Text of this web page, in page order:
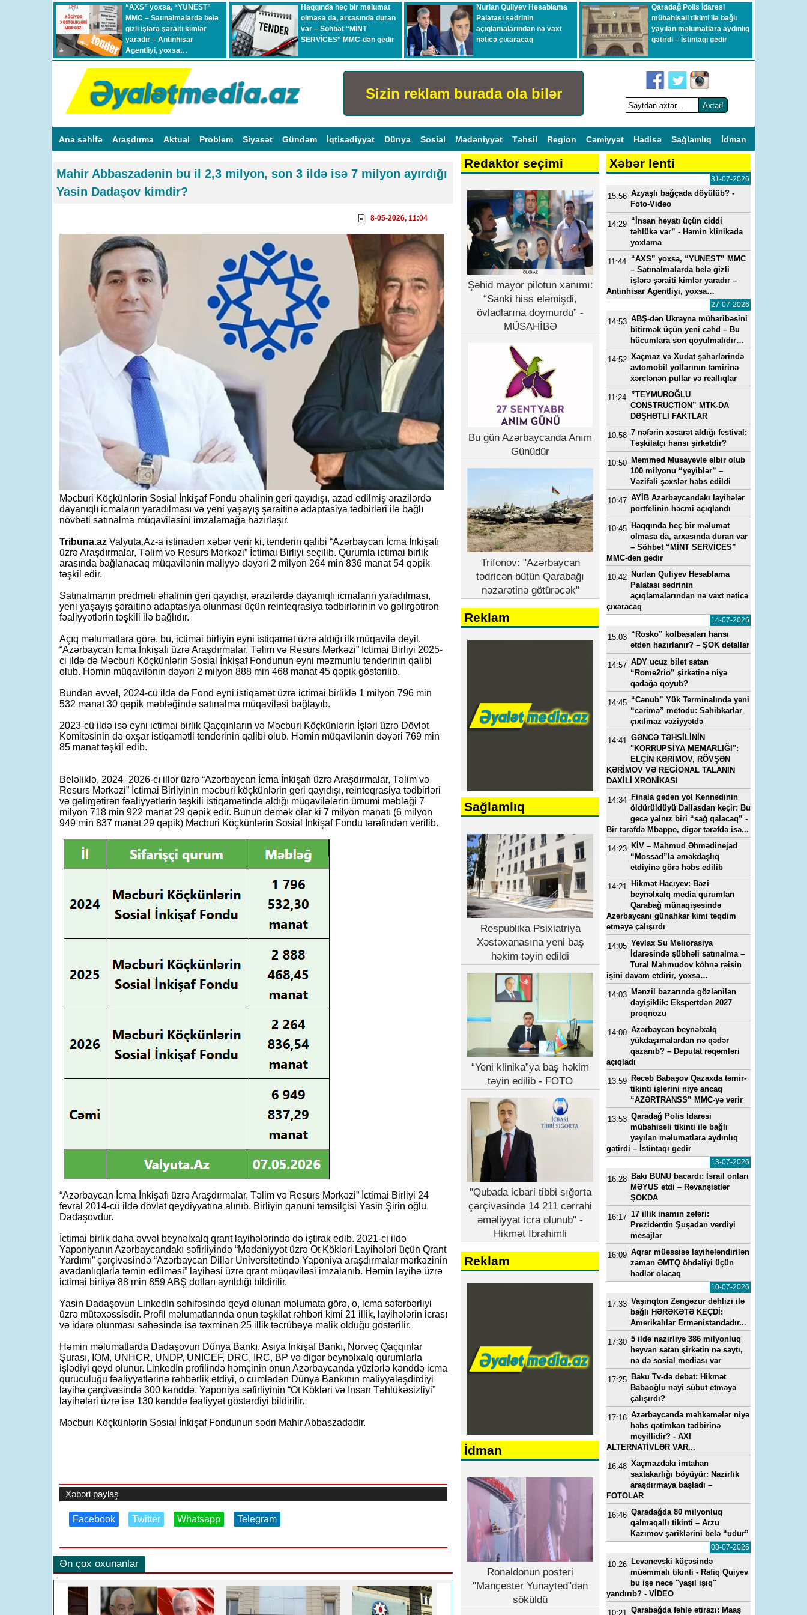
“AXS” yoxsa, “YUNEST”
MMC – Satınalmalarda belə
gizli işlərə şəraiti kimlər
yaradır – Antinhisar
Agentliyi, yoxsa…
Haqqında heç bir məlumat
olmasa da, arxasında duran
var – Söhbət “MİNT
SERVİCES” MMC-dən gedir
Nurlan Quliyev Hesablama
Palatası sədrinin
açıqlamalarından nə vaxt
nəticə çıxaracaq
Qaradağ Polis İdarəsi
mübahisəli tikinti ilə bağlı
yayılan məlumatlara aydınlıq
gətirdi – İstintaqı gedir
Sizin reklam burada ola bilər
Ana səhİfə Araşdırma Aktual Problem Siyasət Gündəm İqtisadiyyat Dünya Sosial Mədəniyyət Təhsil Region Cəmiyyət Hadisə Sağlamlıq İdman
Mahir Abbaszadənin bu il 2,3 milyon, son 3 ildə isə 7 milyon ayırdığı
Yasin Dadaşov kimdir?
8-05-2026, 11:04
Məcburi Köçkünlərin Sosial İnkişaf Fondu əhalinin geri qayıdışı, azad edilmiş ərazilərdə
dayanıqlı icmaların yaradılması və yeni yaşayış şəraitinə adaptasiya tədbirləri ilə bağlı
növbəti satınalma müqaviləsini imzalamağa hazırlaşır.
Tribuna.az Valyuta.Az-a istinadən xəbər verir ki, tenderin qalibi “Azərbaycan İcma İnkişafı
üzrə Araşdırmalar, Təlim və Resurs Mərkəzi” İctimai Birliyi seçilib. Qurumla ictimai birlik
arasında bağlanacaq müqavilənin maliyyə dəyəri 2 milyon 264 min 836 manat 54 qəpik
təşkil edir.
Satınalmanın predmeti əhalinin geri qayıdışı, ərazilərdə dayanıqlı icmaların yaradılması,
yeni yaşayış şəraitinə adaptasiya olunması üçün reinteqrasiya tədbirlərinin və gəlirgətirən
fəaliyyətlərin təşkili ilə bağlıdır.
Açıq məlumatlara görə, bu, ictimai birliyin eyni istiqamət üzrə aldığı ilk müqavilə deyil.
“Azərbaycan İcma İnkişafı üzrə Araşdırmalar, Təlim və Resurs Mərkəzi” İctimai Birliyi 2025-
ci ildə də Məcburi Köçkünlərin Sosial İnkişaf Fondunun eyni məzmunlu tenderinin qalibi
olub. Həmin müqavilənin dəyəri 2 milyon 888 min 468 manat 45 qəpik göstərilib.
Bundan əvvəl, 2024-cü ildə də Fond eyni istiqamət üzrə ictimai birliklə 1 milyon 796 min
532 manat 30 qəpik məbləğində satınalma müqaviləsi bağlayıb.
2023-cü ildə isə eyni ictimai birlik Qaçqınların və Məcburi Köçkünlərin İşləri üzrə Dövlət
Komitəsinin də oxşar istiqamətli tenderinin qalibi olub. Həmin müqavilənin dəyəri 769 min
85 manat təşkil edib.
Beləliklə, 2024–2026-cı illər üzrə “Azərbaycan İcma İnkişafı üzrə Araşdırmalar, Təlim və
Resurs Mərkəzi” İctimai Birliyinin məcburi köçkünlərin geri qayıdışı, reinteqrasiya tədbirləri
və gəlirgətirən fəaliyyətlərin təşkili istiqamətində aldığı müqavilələrin ümumi məbləği 7
milyon 718 min 922 manat 29 qəpik edir. Bunun demək olar ki 7 milyon manatı (6 milyon
949 min 837 manat 29 qəpik) Məcburi Köçkünlərin Sosial İnkişaf Fondu tərəfindən verilib.
“Azərbaycan İcma İnkişafı üzrə Araşdırmalar, Təlim və Resurs Mərkəzi” İctimai Birliyi 24
fevral 2014-cü ildə dövlət qeydiyyatına alınıb. Birliyin qanuni təmsilçisi Yasin Şirin oğlu
Dadaşovdur.
İctimai birlik daha əvvəl beynəlxalq qrant layihələrində də iştirak edib. 2021-ci ildə
Yaponiyanın Azərbaycandakı səfirliyində “Mədəniyyət üzrə Ot Kökləri Layihələri üçün Qrant
Yardımı” çərçivəsində “Azərbaycan Dillər Universitetində Yaponiya araşdırmalar mərkəzinin
avadanlıqlarla təmin edilməsi” layihəsi üzrə qrant müqaviləsi imzalanıb. Həmin layihə üzrə
ictimai birliyə 88 min 859 ABŞ dolları ayrıldığı bildirilir.
Yasin Dadaşovun LinkedIn səhifəsində qeyd olunan məlumata görə, o, icma səfərbərliyi
üzrə mütəxəssisdir. Profil məlumatlarında onun təşkilat rəhbəri kimi 21 illik, layihələrin icrası
və idarə olunması sahəsində isə təxminən 25 illik təcrübəyə malik olduğu göstərilir.
Həmin məlumatlarda Dadaşovun Dünya Bankı, Asiya İnkişaf Bankı, Norveç Qaçqınlar
Şurası, IOM, UNHCR, UNDP, UNICEF, DRC, IRC, BP və digər beynəlxalq qurumlarla
işlədiyi qeyd olunur. LinkedIn profilində həmçinin onun Azərbaycanda yüzlərlə kənddə icma
quruculuğu fəaliyyətlərinə rəhbərlik etdiyi, o cümlədən Dünya Bankının maliyyələşdirdiyi
layihə çərçivəsində 300 kənddə, Yaponiya səfirliyinin “Ot Kökləri və İnsan Təhlükəsizliyi”
layihələri üzrə isə 130 kənddə fəaliyyət göstərdiyi bildirilir.
Məcburi Köçkünlərin Sosial İnkişaf Fondunun sədri Mahir Abbaszadədir.
Xəbəri paylaş
Facebook Twitter Whatsapp Telegram
Ən çox oxunanlar
Redaktor seçimi
Şəhid mayor pilotun xanımı:
“Sanki hiss eləmişdi,
övladlarına doymurdu” -
MÜSAHİBƏ
Bu gün Azərbaycanda Anım
Günüdür
Trifonov: "Azərbaycan
tədricən bütün Qarabağı
nəzarətinə götürəcək"
Reklam
Sağlamlıq
Respublika Psixiatriya
Xəstəxanasına yeni baş
həkim təyin edildi
“Yeni klinika”ya baş həkim
təyin edilib - FOTO
"Qubada icbari tibbi sığorta
çərçivəsində 14 211 cərrahi
əməliyyat icra olunub" -
Hikmət İbrahimli
Reklam
İdman
Ronaldonun posteri
"Mançester Yunayted"dən
söküldü
Xəbər lenti
31-07-2026
15:56 Azyaşlı bağçada döyülüb? -
Foto-Video
14:29 “İnsan həyatı üçün ciddi
təhlükə var” - Həmin klinikada
yoxlama
11:44 “AXS” yoxsa, “YUNEST” MMC
– Satınalmalarda belə gizli
işlərə şəraiti kimlər yaradır –
Antinhisar Agentliyi, yoxsa…
27-07-2026
14:53 ABŞ-dən Ukrayna müharibəsini
bitirmək üçün yeni cəhd – Bu
hücumlara son qoyulmalıdır…
14:52 Xaçmaz və Xudat şəhərlərində
avtomobil yollarının təmirinə
xərclənən pullar və reallıqlar
11:24 ”TEYMUROĞLU
CONSTRUCTION” MTK-DA
DƏŞHƏTLİ FAKTLAR
10:58 7 nəfərin xəsarət aldığı festival:
Təşkilatçı hansı şirkətdir?
10:50 Məmməd Musayevlə əlbir olub
100 milyonu “yeyiblər” –
Vəzifəli şəxslər həbs edildi
10:47 AYİB Azərbaycandakı layihələr
portfelinin həcmi açıqlandı
10:45 Haqqında heç bir məlumat
olmasa da, arxasında duran var
– Söhbət “MİNT SERVİCES”
MMC-dən gedir
10:42 Nurlan Quliyev Hesablama
Palatası sədrinin
açıqlamalarından nə vaxt nəticə
çıxaracaq
14-07-2026
15:03 “Rosko” kolbasaları hansı
ətdən hazırlanır? – ŞOK detallar
14:57 ADY ucuz bilet satan
“Rome2rio” şirkətinə niyə
qadağa qoyub?
14:45 “Cənub” Yük Terminalında yeni
“cərimə” metodu: Sahibkarlar
çıxılmaz vəziyyətdə
14:41 GƏNCƏ TƏHSİLİNİN
"KORRUPSİYA MEMARLIĞI":
ELÇİN KƏRİMOV, RÖVŞƏN
KƏRİMOV VƏ REGİONAL TALANIN
DAXİLİ XRONİKASI
14:34 Finala gedən yol Kennedinin
öldürüldüyü Dallasdan keçir: Bu
gecə yalnız biri “sağ qalacaq” -
Bir tərəfdə Mbappe, digər tərəfdə isə...
14:23 KİV – Mahmud Əhmədinejad
“Mossad”la əməkdaşlıq
etdiyinə görə həbs edilib
14:21 Hikmət Hacıyev: Bəzi
beynəlxalq media qurumları
Qarabağ münaqişəsində
Azərbaycanı günahkar kimi təqdim
etməyə çalışırdı
14:05 Yevlax Su Meliorasiya
İdarəsində şübhəli satınalma –
Tural Mahmudov köhnə rəisin
işini davam etdirir, yoxsa…
14:03 Mənzil bazarında gözlənilən
dəyişiklik: Ekspertdən 2027
proqnozu
14:00 Azərbaycan beynəlxalq
yükdaşımalardan nə qədər
qazanıb? – Deputat rəqəmləri
açıqladı
13:59 Rəcəb Babaşov Qazaxda təmir-
tikinti işlərini niyə ancaq
“AZƏRTRANSS” MMC-yə verir
13:53 Qaradağ Polis İdarəsi
mübahisəli tikinti ilə bağlı
yayılan məlumatlara aydınlıq
gətirdi – İstintaqı gedir
13-07-2026
16:28 Bakı BUNU bacardı: İsrail onları
MƏYUS etdi – Revanşistlər
ŞOKDA
16:17 17 illik inamın zəfəri:
Prezidentin Şuşadan verdiyi
mesajlar
16:09 Aqrar müəssisə layihələndirilən
zaman ƏMTQ öhdəliyi üçün
hədlər olacaq
10-07-2026
17:33 Vaşinqton Zəngəzur dəhlizi ilə
bağlı HƏRƏKƏTƏ KEÇDİ:
Amerikalılar Ermənistandadır...
17:30 5 ildə nazirliyə 386 milyonluq
heyvan satan şirkətin nə saytı,
nə də sosial mediası var
17:25 Baku Tv-də debat: Hikmət
Babaoğlu nəyi sübut etməyə
çalışırdı?
17:16 Azərbaycanda məhkəmələr niyə
həbs qətimkan tədbirinə
meyillidir? - AXI
ALTERNATİVLƏR VAR...
16:48 Xaçmazdakı imtahan
saxtakarlığı böyüyür: Nazirlik
araşdırmaya başladı –
FOTOLAR
16:46 Qaradağda 80 milyonluq
qalmaqallı tikinti – Arzu
Kazımov şəriklərini belə “udur”
08-07-2026
10:26 Levanevski küçəsində
müəmmalı tikinti - Rafiq Quiyev
bu işə necə "yaşıl işıq"
yandırıb? - VİDEO
10:21 Qarabağda fəhlə etirazı: Maaş